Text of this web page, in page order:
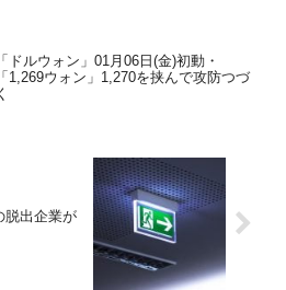
「ドルウォン」01月06日(金)初動・
「1,269ウォン」1,270を挟んで攻防つづ
脱出企業が